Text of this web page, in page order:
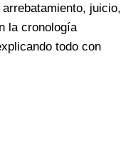
juicio,
la cronología
todo con